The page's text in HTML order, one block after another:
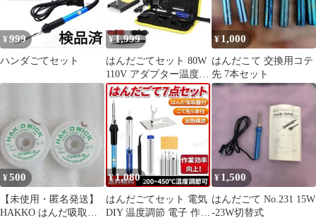
¥ 999
ハンダごてセット
¥1,999
はんだごてセット 80W
110V アダプター温度調
節可 溶接工具 電気DIY
用
¥ 1,000
はんだこて 交換用コテ
先 7本セット
¥500
【未使用・匿名発送】
HAKKO はんだ吸取線
¥1,080
はんだごてセット 電気
DIY 温度調節 電子 作業
¥ 1,500
はんだごて No.231 15W
-23W切替式